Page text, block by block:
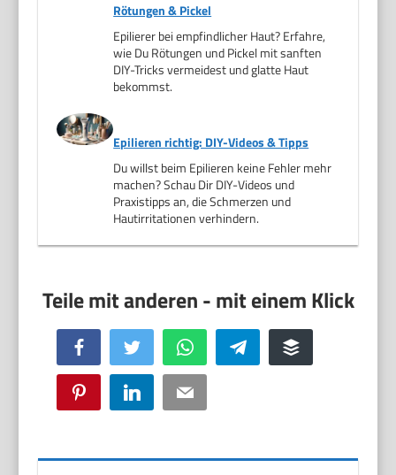
Rötungen & Pickel
Epilierer bei empfindlicher Haut? Erfahre,
wie Du Rötungen und Pickel mit sanften
DIY-Tricks vermeidest und glatte Haut
bekommst.
Epilieren richtig: DIY-Videos & Tipps
Du willst beim Epilieren keine Fehler mehr
machen? Schau Dir DIY-Videos und
Praxistipps an, die Schmerzen und
Hautirritationen verhindern.
Facebook Twitter WhatsApp Telegram Buffer
Pinterest LinkedIn Email